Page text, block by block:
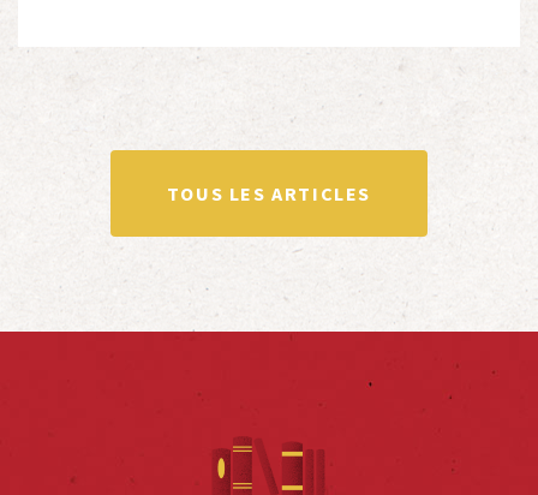
totalité ou partiellement afin de faire vivre […]
TOUS LES ARTICLES